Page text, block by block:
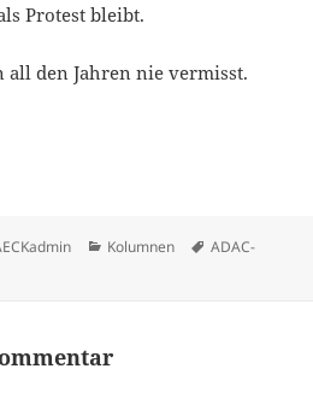
Protest bleibt.
all den Jahren nie vermisst.
Kategorien
Kolumnen Schlagwörter
ADAC-